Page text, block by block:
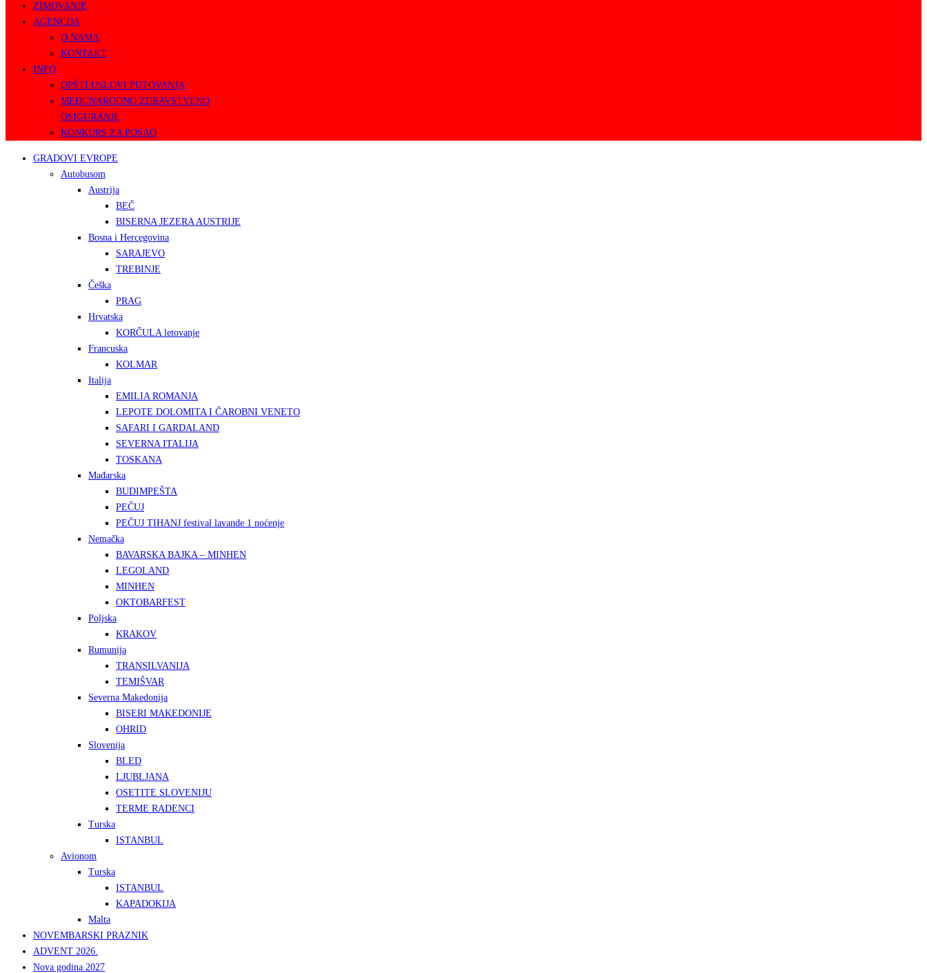
ZIMOVANJE
AGENCIJA
O NAMA
KONTAKT
INFO
OPŠTI USLOVI PUTOVANJA
MEĐUNARODNO ZDRAVSTVENO
OSIGURANJE
KONKURS ZA POSAO
GRADOVI EVROPE
Autobusom
Austrija
BEČ
BISERNA JEZERA AUSTRIJE
Bosna i Hercegovina
SARAJEVO
TREBINJE
Češka
PRAG
Hrvatska
KORČULA letovanje
Francuska
KOLMAR
Italija
EMILIA ROMANJA
LEPOTE DOLOMITA I ČAROBNI VENETO
SAFARI I GARDALAND
SEVERNA ITALIJA
TOSKANA
Mađarska
BUDIMPEŠTA
PEČUJ
PEČUJ TIHANJ festival lavande 1 noćenje
Nemačka
BAVARSKA BAJKA – MINHEN
LEGOLAND
MINHEN
OKTOBARFEST
Poljska
KRAKOV
Rumunija
TRANSILVANIJA
TEMIŠVAR
Severna Makedonija
BISERI MAKEDONIJE
OHRID
Slovenija
BLED
LJUBLJANA
OSETITE SLOVENIJU
TERME RADENCI
Turska
ISTANBUL
Avionom
Turska
ISTANBUL
KAPADOKIJA
Malta
NOVEMBARSKI PRAZNIK
ADVENT 2026.
Nova godina 2027